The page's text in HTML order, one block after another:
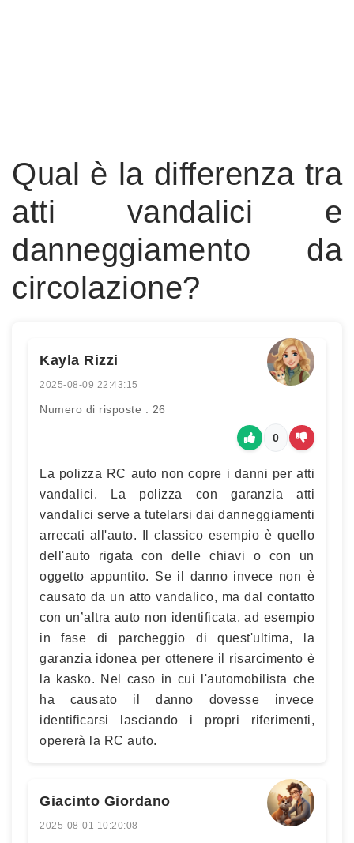
Qual è la differenza tra
atti vandalici e
danneggiamento da
circolazione?
Kayla Rizzi
2025-08-09 22:43:15
Numero di risposte : 26
0
La polizza RC auto non copre i danni per atti
vandalici. La polizza con garanzia atti
vandalici serve a tutelarsi dai danneggiamenti
arrecati all'auto. Il classico esempio è quello
dell'auto rigata con delle chiavi o con un
oggetto appuntito. Se il danno invece non è
causato da un atto vandalico, ma dal contatto
con un’altra auto non identificata, ad esempio
in fase di parcheggio di quest'ultima, la
garanzia idonea per ottenere il risarcimento è
la kasko. Nel caso in cui l'automobilista che
ha causato il danno dovesse invece
identificarsi lasciando i propri riferimenti,
opererà la RC auto.
Giacinto Giordano
2025-08-01 10:20:08